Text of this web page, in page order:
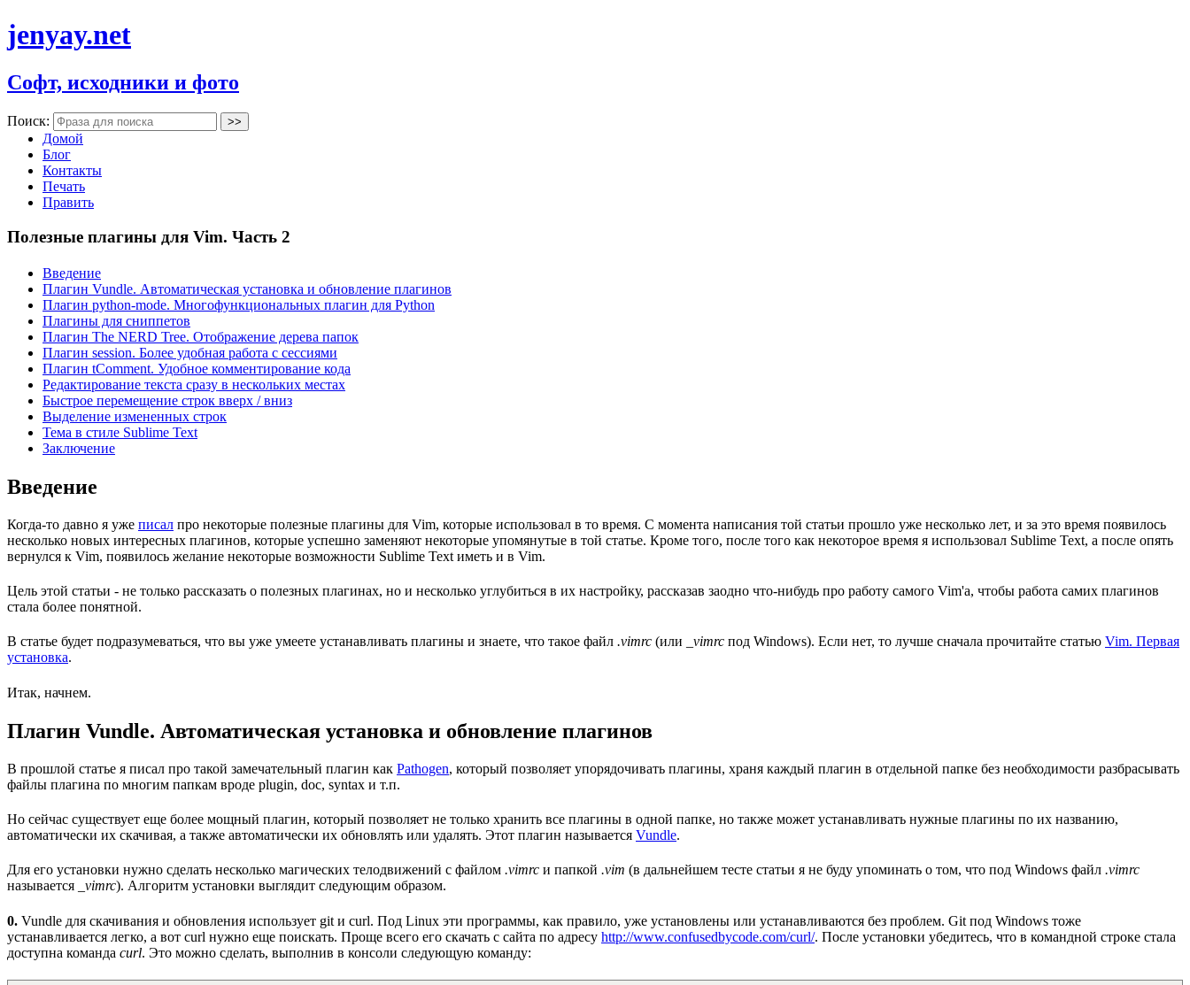
jenyay.net
Софт, исходники и фото
Поиск:
Домой
Блог
Контакты
Печать
Править
Полезные плагины для Vim. Часть 2
Введение
Плагин Vundle. Автоматическая установка и обновление плагинов
Плагин python-mode. Многофункциональных плагин для Python
Плагины для сниппетов
Плагин The NERD Tree. Отображение дерева папок
Плагин session. Более удобная работа с сессиями
Плагин tComment. Удобное комментирование кода
Редактирование текста сразу в нескольких местах
Быстрое перемещение строк вверх / вниз
Выделение измененных строк
Тема в стиле Sublime Text
Заключение
Введение
Когда-то давно я уже писал про некоторые полезные плагины для Vim, которые использовал в то время. С момента написания той статьи прошло уже несколько лет, и за это время появилось
несколько новых интересных плагинов, которые успешно заменяют некоторые упомянутые в той статье. Кроме того, после того как некоторое время я использовал Sublime Text, а после опять
вернулся к Vim, появилось желание некоторые возможности Sublime Text иметь и в Vim.
Цель этой статьи - не только рассказать о полезных плагинах, но и несколько углубиться в их настройку, рассказав заодно что-нибудь про работу самого Vim'а, чтобы работа самих плагинов
стала более понятной.
В статье будет подразумеваться, что вы уже умеете устанавливать плагины и знаете, что такое файл .vimrc (или _vimrc под Windows). Если нет, то лучше сначала прочитайте статью Vim. Первая
установка.
Итак, начнем.
Плагин Vundle. Автоматическая установка и обновление плагинов
В прошлой статье я писал про такой замечательный плагин как Pathogen, который позволяет упорядочивать плагины, храня каждый плагин в отдельной папке без необходимости разбрасывать
файлы плагина по многим папкам вроде plugin, doc, syntax и т.п.
Но сейчас существует еще более мощный плагин, который позволяет не только хранить все плагины в одной папке, но также может устанавливать нужные плагины по их названию,
автоматически их скачивая, а также автоматически их обновлять или удалять. Этот плагин называется Vundle.
Для его установки нужно сделать несколько магических телодвижений с файлом .vimrc и папкой .vim (в дальнейшем тесте статьи я не буду упоминать о том, что под Windows файл .vimrc
называется
_vimrc). Алгоритм установки выглядит следующим образом.
0. Vundle для скачивания и обновления использует git и curl. Под Linux эти программы, как правило, уже установлены или устанавливаются без проблем. Git под Windows тоже
устанавливается легко, а вот curl нужно еще поискать. Проще всего его скачать с сайта по адресу http://www.confusedbycode.com/curl/. После установки убедитесь, что в командной строке стала
доступна команда curl. Это можно сделать, выполнив в консоли следующую команду: